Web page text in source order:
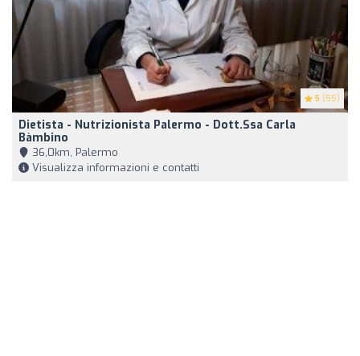
5 (55)
Dietista - Nutrizionista Palermo - Dott.ssa Carla
Bàmbino
36,0km, Palermo
Visualizza informazioni e contatti